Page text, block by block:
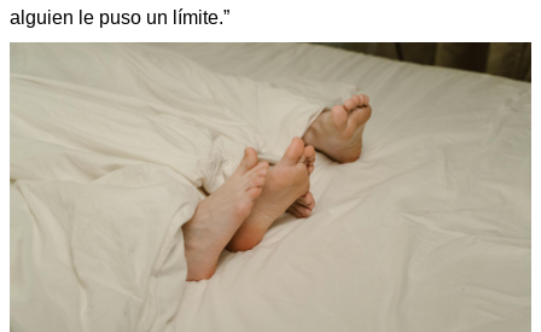
alguien le puso un límite.”